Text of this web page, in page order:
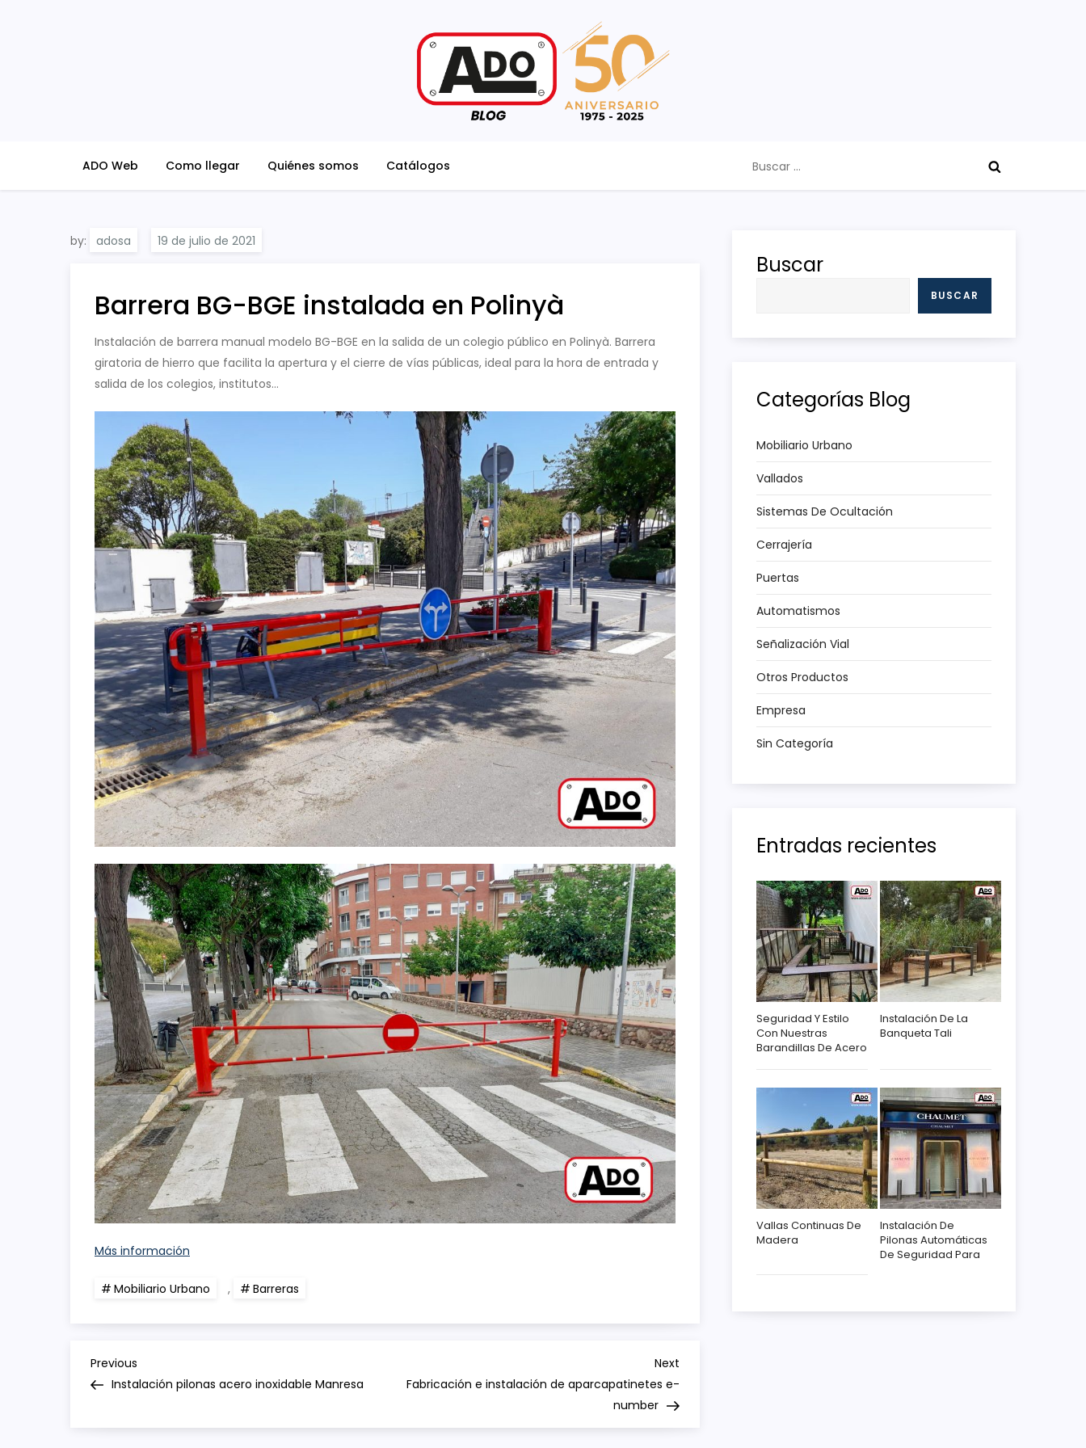
ADO Web Como llegar Quiénes somos Catálogos
by: adosa
Barrera BG-BGE instalada en Polinyà
Instalación de barrera manual modelo BG-BGE en la salida de un colegio público en Polinyà. Barrera
giratoria de hierro que facilita la apertura y el cierre de vías públicas, ideal para la hora de entrada y
salida de los colegios, institutos…
Más información
Mobiliario Urbano , Barreras
N
Previous
Post
Previous
Instalación pilonas acero inoxidable Manresa
Next
Fabricación e instalación de aparcapatinetes e-
number
Buscar
BUSCAR
Categorías Blog
Mobiliario Urbano
Vallados
Sistemas De Ocultación
Cerrajería
Puertas
Automatismos
Señalización Vial
Otros Productos
Empresa
Sin Categoría
Entradas recientes
Seguridad Y Estilo
Con Nuestras
Barandillas De Acero
Instalación De La
Banqueta Tali
Vallas Continuas De
Madera
Instalación De
Pilonas Automáticas
De Seguridad Para